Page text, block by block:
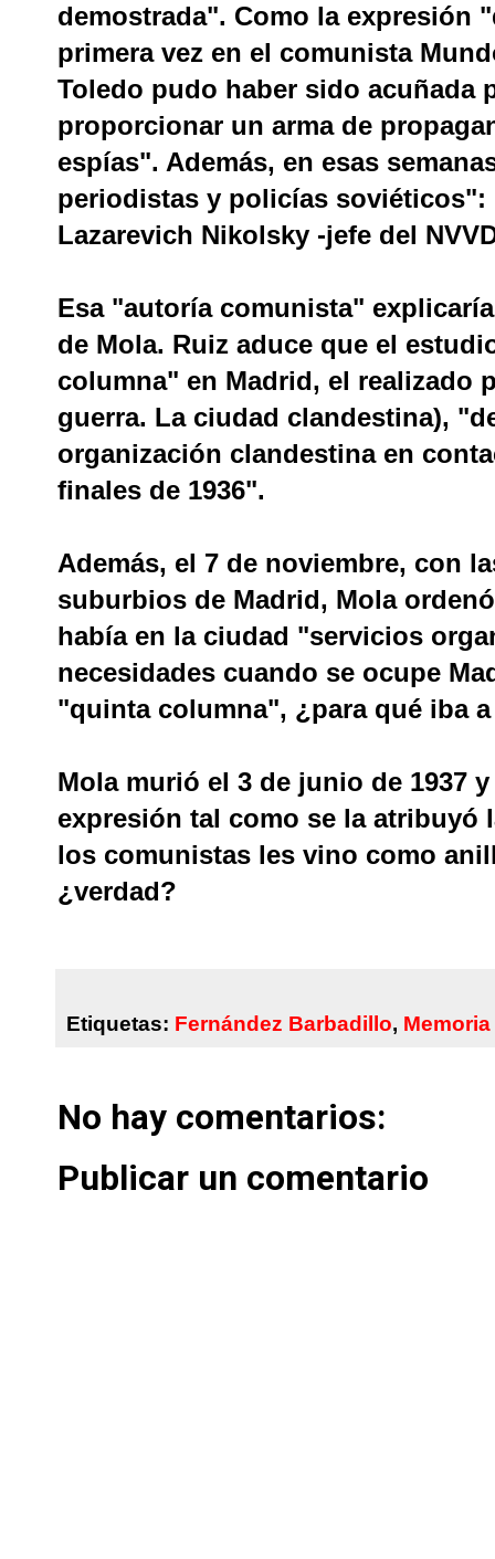
demostrada". Como la expresión
primera vez en el comunista
Toledo pudo haber sido acuñada
proporcionar un arma de
espías". Además, en esas
periodistas y policías
Lazarevich Nikolsky -jefe del
Esa "autoría comunista"
de Mola. Ruiz aduce que el
columna" en Madrid, el realizado
guerra. La ciudad clandestina),
organización clandestina en
finales de 1936".
Además, el 7 de noviembre, con
suburbios de Madrid, Mola
había en la ciudad "servicios
necesidades cuando se ocupe
"quinta columna", ¿para qué iba
Mola murió el 3 de junio de 1937
expresión tal como se la atribuyó
los comunistas les vino como
¿verdad?
Etiquetas: Fernández Barbadillo,
No hay comentarios:
Publicar un comentario